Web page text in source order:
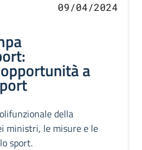
09/04/2024
a
della
ministri, le misure e le
sport.